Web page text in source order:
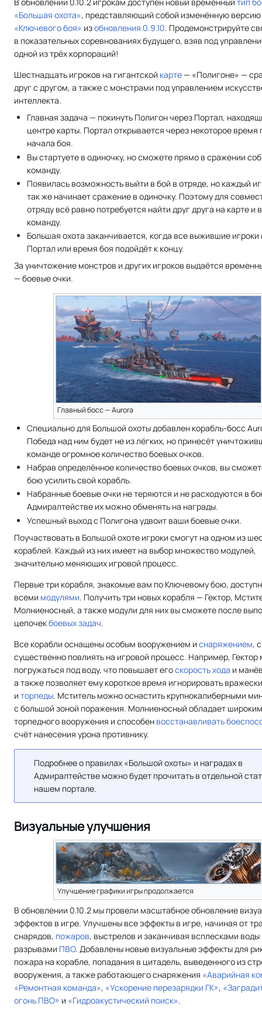
«Большая охота», представляющий собой изменённую версию
«Ключевого боя» изобновления 0.9.10. Продемонстрируйте
в показательных соревнованиях будущего, взяв под
одной из трёх корпораций!
Шестнадцать игроков на гигантской карте— «Полигоне» —
друг с другом, а также с монстрами под управлением
интеллекта.
Главная задача — покинуть Полигон через Портал,
центре карты. Портал открывается через некоторое время
начала боя.
Вы стартуете в одиночку, но сможете прямо в сражении
команду.
Появилась возможность выйти в бой в отряде, но каждый
так же начинает сражение в одиночку. Поэтому для
отряду всё равно потребуется найти друг друга на карте и
команду.
Большая охота заканчивается, когда все выжившие игроки
Портал или время боя подойдёт к концу.
За уничтожение монстров и других игроков выдаётся
— боевые очки.
Главный босс — Aurora
Специально для Большой охоты добавлен корабль-босс
Победа над ним будет не из лёгких, но принесёт
команде огромное количество боевых очков.
Набрав определённое количество боевых очков, вы
бою усилить свой корабль.
Набранные боевые очки не теряются и не расходуются в
Адмиралтействе их можно обменять на награды.
Успешный выход с Полигона удвоит ваши боевые очки.
Поучаствовать в Большой охоте игроки смогут на одном из
кораблей. Каждый из них имеет на выбор множество модулей,
значительно меняющих игровой процесс.
Первые три корабля, знакомые вам по Ключевому бою,
всеми модулями. Получить три новых корабля — Гектор,
Молниеносный, а также модули для них вы сможете после
цепочекбоевых задач.
Все корабли оснащены особым вооружением и снаряжением,
существенно повлиять на игровой процесс. Например, Гектор
погружаться под воду, что повышает егоскорость хода и
а также позволяет ему короткое время игнорировать
и торпеды. Мститель можно оснастить крупнокалиберными
с большой зоной поражения. Молниеносный обладает
торпедного вооружения и способен восстанавливать
счёт нанесения урона противнику.
Подробнее о правилах «Большой охоты» и наградах в
Адмиралтействе можно будет прочитать в отдельной
нашем портале.
Визуальные улучшения
Улучшение графики игры продолжается
В обновлении 0.10.2 мы провели масштабное обновление
эффектов в игре. Улучшены все эффекты в игре, начиная от
снарядов, пожаров, выстрелов и заканчивая всплесками воды
разрывами ПВО. Добавлены новые визуальные эффекты для
пожара на корабле, попадания в цитадель, выведенного из
вооружения, а также работающего снаряжения «Аварийная
«Ремонтная команда», «Ускорение перезарядки ГК»,
огонь ПВО» и «Гидроакустический поиск».